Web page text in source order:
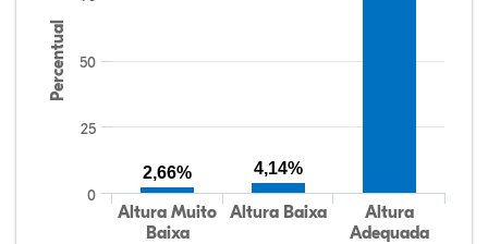
Percentual
Altura Muito
Baixa
Altura Baixa
Altura
Adequada
0
25
50
2,66% 4,14%